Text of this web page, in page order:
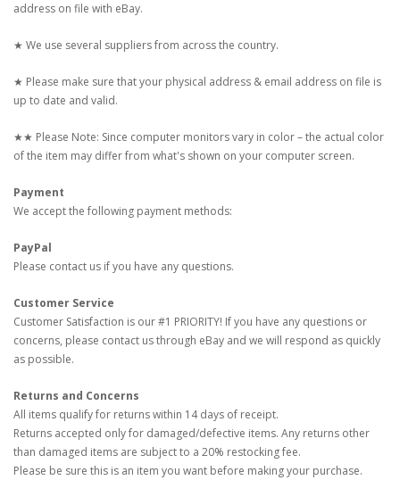
address on file with eBay.
★ We use several suppliers from across the country.
★ Please make sure that your physical address & email address on file is
up to date and valid.
★★ Please Note: Since computer monitors vary in color – the actual color
of the item may differ from what's shown on your computer screen.
Payment
We accept the following payment methods:
PayPal
Please contact us if you have any questions.
Customer Service
Customer Satisfaction is our #1 PRIORITY! If you have any questions or
concerns, please contact us through eBay and we will respond as quickly
as possible.
Returns and Concerns
All items qualify for returns within 14 days of receipt.
Returns accepted only for damaged/defective items. Any returns other
than damaged items are subject to a 20% restocking fee.
Please be sure this is an item you want before making your purchase.